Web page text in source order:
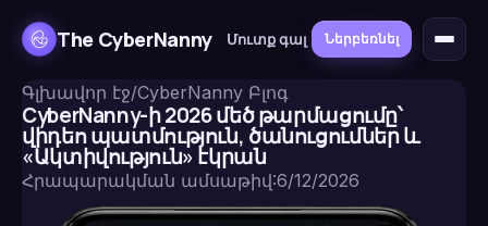
The CyberNanny Մուտք գալ Ներբեռնել
Գլխավոր էջ/CyberNanny Բլոգ
CyberNanny-ի 2026 մեծ թարմացումը՝
վիդեո պատմություն, ծանուցումներ և
«Ակտիվություն» էկրան
Հրապարակման ամսաթիվ:6/12/2026